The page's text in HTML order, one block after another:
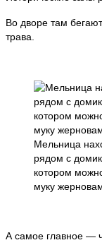
Во дворе там
трава.
Мельница
рядом с
котором
муку
А самое главное —